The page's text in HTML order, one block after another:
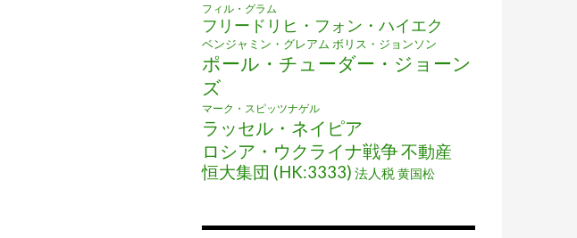
フィル・グラム
フリードリヒ・フォン・ハイエク
ベンジャミン・グレアム ボリス・ジョンソン
ポール・チューダー・ジョーン
ズ
マーク・スピッツナゲル
ラッセル・ネイピア
ロシア・ウクライナ戦争不動産
恒大集団 (HK:3333) 法人税黄国松